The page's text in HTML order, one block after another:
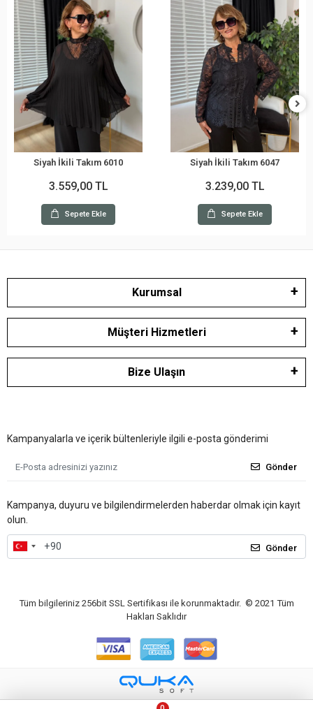
Siyah İkili Takım 6010
3.559,00 TL
Sepete Ekle
Siyah İkili Takım 6047
3.239,00 TL
Sepete Ekle
Kurumsal
Müşteri Hizmetleri
Bize Ulaşın
Kampanyalarla ve içerik bültenleriyle ilgili e-posta gönderimi
Gönder
Kampanya, duyuru ve bilgilendirmelerden haberdar olmak için kayıt
olun.
Gönder
Tüm bilgileriniz 256bit SSL Sertifikası ile korunmaktadır. © 2021 Tüm
Hakları Saklıdır